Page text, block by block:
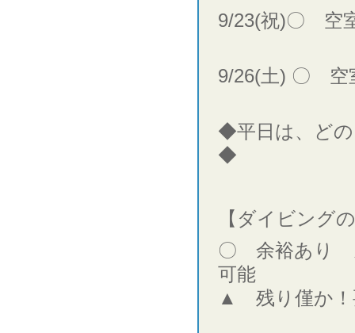
9/23(祝)〇 空
9/26(土) 〇 空
◆平日は、ど
◆
【ダイビング
〇 余裕あり
可能
▲ 残り僅か